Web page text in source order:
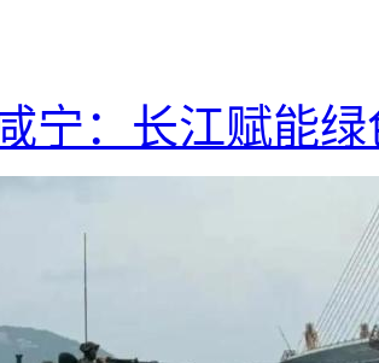
宁：长江赋能